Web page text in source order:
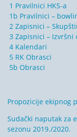
1 Pravilnici HKS-a
1b Pravilnici –
2 Zapisnici –
3 Zapisnici – Izvršni
4 Kalendari
5 RK Obrasci
5b Obrasci
Propozicije ekipnog
Sudački naputak za
sezonu 2019./2020.